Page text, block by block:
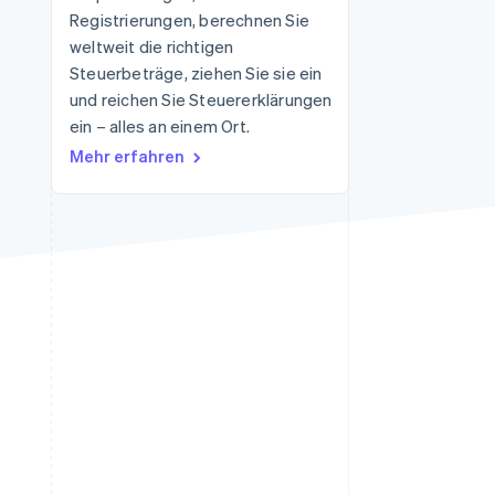
Stripe-Sessions 2026
Erfahren Sie, wie Stripe
Lösungen für die
Wirtschaftsinfrastruktur
Registrierungen, berechnen Sie
weltweit die richtigen
Steuerbeträge, ziehen Sie sie ein
und reichen Sie Steuererklärungen
ein – alles an einem Ort.
Mehr erfahren